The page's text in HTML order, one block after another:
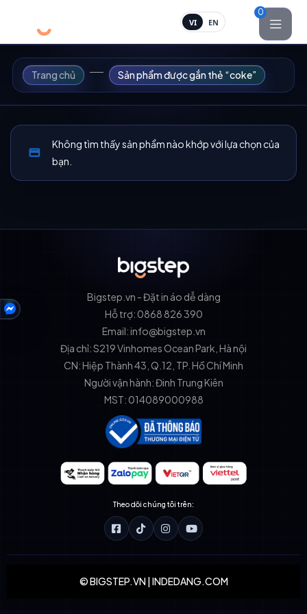
VI EN
0
Trang chủ Sản phẩm được gắn thẻ “coke”
Không tìm thấy sản phẩm nào khớp với lựa chọn của
bạn.
Bigstep.vn - Đặt in áo dễ dàng
Hỗ trợ: 0868 826 390
Email: info@bigstep.vn
Địa chỉ: S219 Vinhomes Ocean Park, Hà nội
CN: Hiệp Thành 43, Q.12, TP. Hồ Chí Minh
Người vận hành: Đinh Trung Kiên
MST: 014089000988
Theo dõi chúng tôi trên:
© BIGSTEP.VN | INDEDANG.COM
HỖ TRỢ